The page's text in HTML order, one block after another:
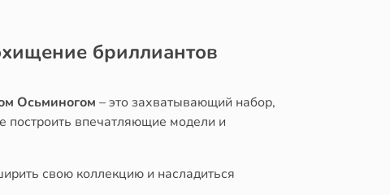
бриллиантов
Осьминогом – это захватывающий набор,
построить впечатляющие модели и
свою коллекцию и насладиться